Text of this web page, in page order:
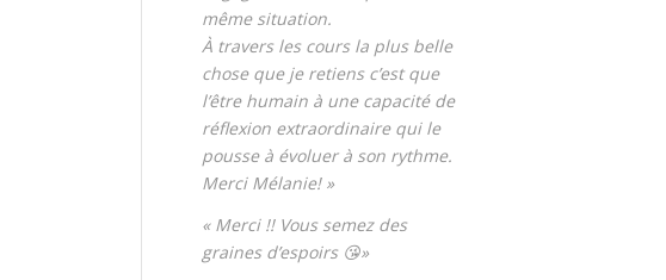
même situation.
À travers les cours la plus belle
chose que je retiens c’est que
l’être humain à une capacité de
réflexion extraordinaire qui le
pousse à évoluer à son rythme.
Merci Mélanie! »
« Merci !! Vous semez des
graines d’espoirs 😘»